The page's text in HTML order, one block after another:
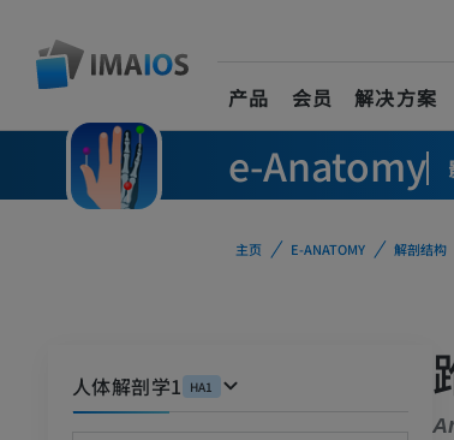
产品 会员 解决方案
e-Anatomy
主页 E-ANATOMY 解剖结构
人体解剖学1 HA1